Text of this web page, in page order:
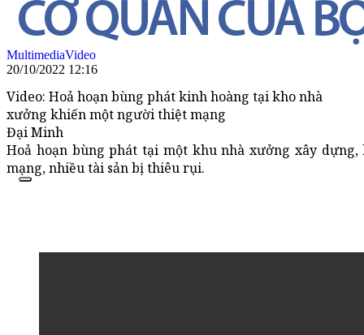
MultimediaVideo
20/10/2022 12:16
Video: Hoả hoạn bùng phát kinh hoàng tại kho nhà
xưởng khiến một người thiệt mạng
Đại Minh
Hoả hoạn bùng phát tại một khu nhà xưởng xây
mạng, nhiều tài sản bị thiêu rụi.